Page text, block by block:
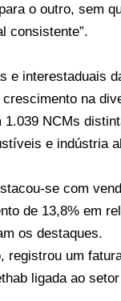
o outro, sem
consistente”.
e interestaduais
na
NCMs
e indústria
se com
de 13,8% em
os destaques.
um
ligada ao